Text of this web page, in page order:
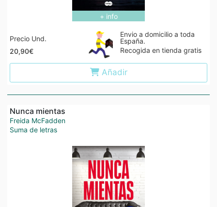
+ info
Precio Und.
20,90€
Envio a domicilio a toda
España.
Recogida en tienda gratis
Añadir
Nunca mientas
Freida McFadden
Suma de letras